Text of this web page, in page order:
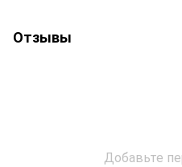
Отзывы
Добавьте